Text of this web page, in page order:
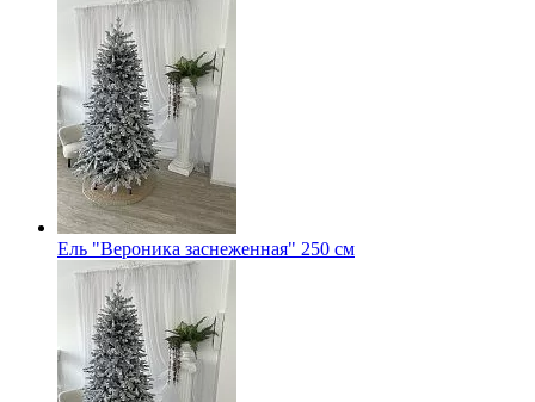
Ель "Вероника заснеженная" 250 см